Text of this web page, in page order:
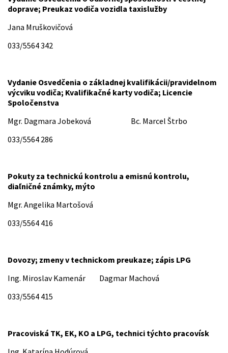
doprave; Preukaz vodiča vozidla taxislužby
Jana Mruškovičová
033/5564 342
Vydanie Osvedčenia o základnej kvalifikácii/pravidelnom
výcviku vodiča; Kvalifikačné karty vodiča; Licencie
Spoločenstva
Mgr. Dagmara Jobeková Bc. Marcel Štrbo
033/5564 286
Pokuty za technickú kontrolu a emisnú kontrolu,
diaľničné známky, mýto
Mgr. Angelika Martošová
033/5564 416
Dovozy; zmeny v technickom preukaze; zápis LPG
Ing. Miroslav Kamenár Dagmar Machová
033/5564 415
Pracoviská TK, EK, KO a LPG, technici týchto pracovísk